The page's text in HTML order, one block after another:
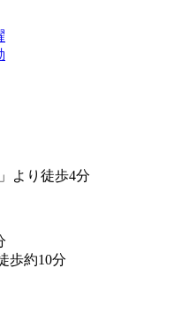
より徒歩4分
歩約10分